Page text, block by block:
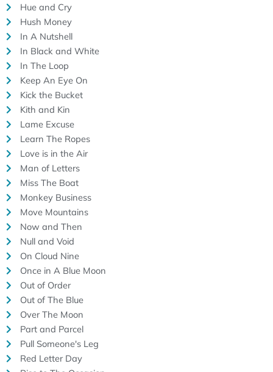
Hue and Cry
Hush Money
In A Nutshell
In Black and White
In The Loop
Keep An Eye On
Kick the Bucket
Kith and Kin
Lame Excuse
Learn The Ropes
Love is in the Air
Man of Letters
Miss The Boat
Monkey Business
Move Mountains
Now and Then
Null and Void
On Cloud Nine
Once in A Blue Moon
Out of Order
Out of The Blue
Over The Moon
Part and Parcel
Pull Someone's Leg
Red Letter Day